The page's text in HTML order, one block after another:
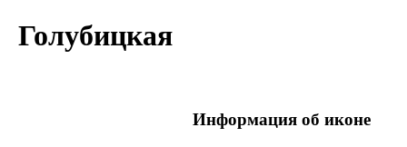
Голубицкая
Информация об иконе